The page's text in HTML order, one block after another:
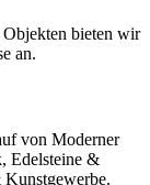
bieten wir
an.
von Moderner
Edelsteine &